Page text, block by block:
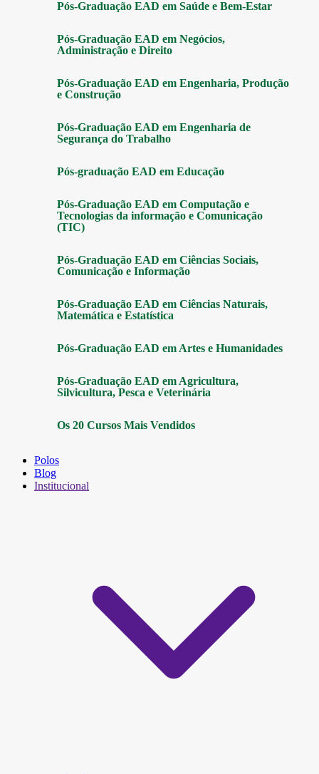
Pós-Graduação EAD em Saúde e Bem-Estar
Pós-Graduação EAD em Negócios,
Administração e Direito
Pós-Graduação EAD em Engenharia, Produção
e Construção
Pós-Graduação EAD em Engenharia de
Segurança do Trabalho
Pós-graduação EAD em Educação
Pós-Graduação EAD em Computação e
Tecnologias da informação e Comunicação
(TIC)
Pós-Graduação EAD em Ciências Sociais,
Comunicação e Informação
Pós-Graduação EAD em Ciências Naturais,
Matemática e Estatística
Pós-Graduação EAD em Artes e Humanidades
Pós-Graduação EAD em Agricultura,
Silvicultura, Pesca e Veterinária
Os 20 Cursos Mais Vendidos
Polos
Blog
Institucional